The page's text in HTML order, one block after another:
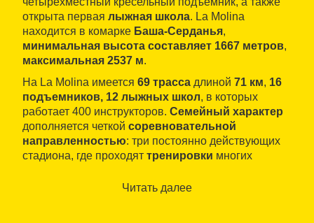
открыта первая лыжная школа. La Molina
находится в комарке Баша-Серданья,
минимальная высота составляет 1667 метров,
максимальная 2537 м.
На La Molina имеется 69 трасса длиной 71 км, 16
подъемников, 12 лыжных школ, в которых
работает 400 инструкторов. Семейный характер
дополняется четкой соревновательной
направленностью: три постоянно действующих
стадиона, где проходят тренировки многих
имеющие отношение к миру снега.
Читать далее